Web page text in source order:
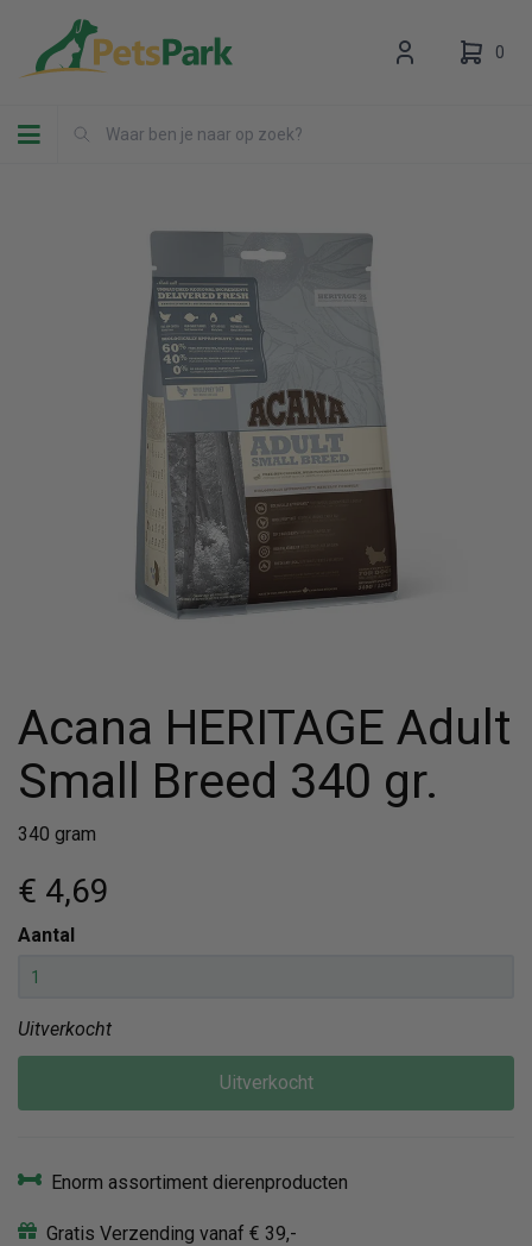
Toggle navigation
0
Uw winkelwagen is leeg.
Vul hem met producten.
Acana HERITAGE Adult
Small Breed 340 gr.
340 gram
€ 4,69
Aantal
Uitverkocht
Uitverkocht
Enorm assortiment dierenproducten
Gratis Verzending vanaf € 39,-